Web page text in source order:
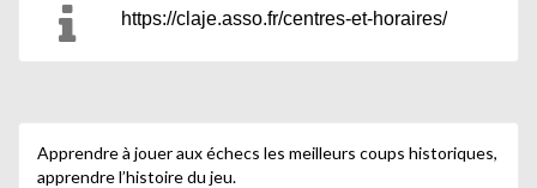
https://claje.asso.fr/centres-et-horaires/
Apprendre à jouer aux échecs les meilleurs coups historiques,
apprendre l’histoire du jeu.